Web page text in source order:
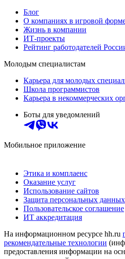
Блог
О компаниях в игровой
Жизнь в компании
ИТ-проекты
Рейтинг работодателей
Молодым специалистам
Карьера для молодых
Школа программистов
Карьера в некоммерческих
Боты для уведомлений
Мобильное приложение
Этика и комплаенс
Оказание услуг
Использование сайтов
Защита персональных данных
Пользовательское соглашение
ИТ аккредитация
На информационном ресурсе hh.ru
рекомендательные технологии
предоставления информации на